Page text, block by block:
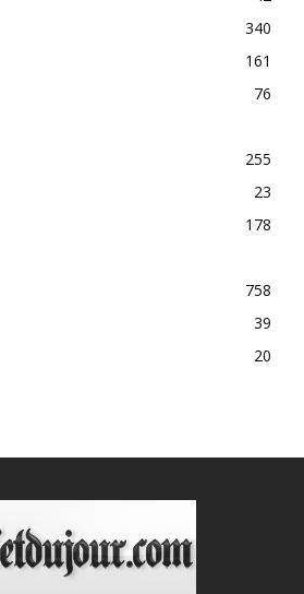
340
161
76
255
23
178
758
39
20